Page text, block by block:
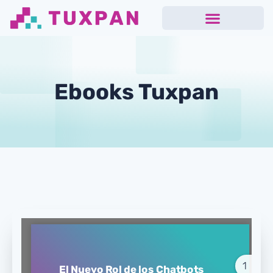
Ebooks Tuxpan
1